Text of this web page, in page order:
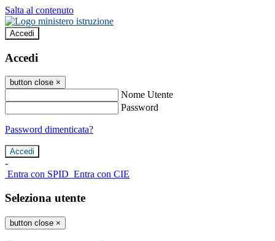
Salta al contenuto
Accedi
Accedi
button close ×
Nome Utente
Password
Password dimenticata?
-
Entra con SPID Entra con CIE
Seleziona utente
button close ×